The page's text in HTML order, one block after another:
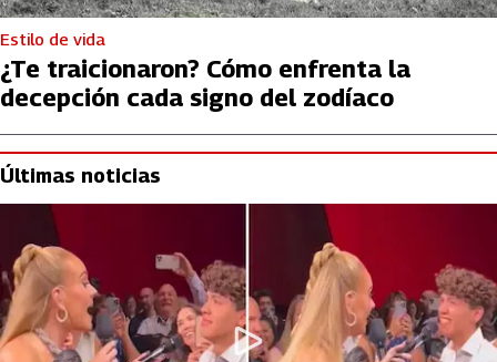
Estilo de vida
¿Te traicionaron? Cómo enfrenta la
decepción cada signo del zodíaco
Últimas noticias